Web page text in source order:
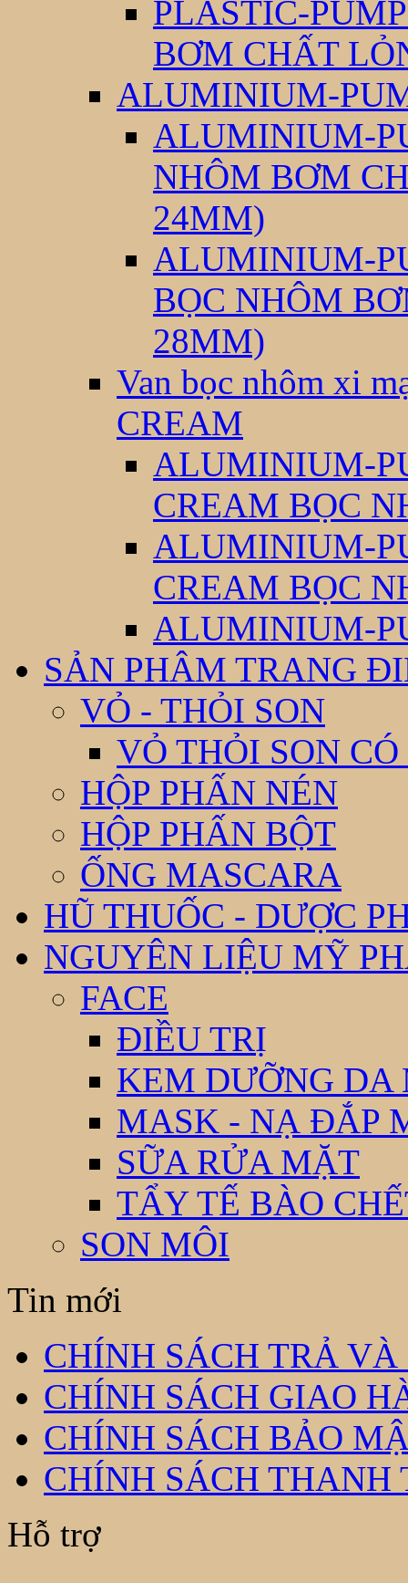
PLASTIC-
BƠM CHẤT
ALUMINIUM-
ALUMINIUM-
NHÔM BƠM
24MM)
ALUMINIUM-
BỌC NHÔM
28MM)
Van bọc nhôm xi
CREAM
ALUMINIUM-
CREAM BỌC
ALUMINIUM-
CREAM BỌC
ALUMINIUM-
SẢN PHÂM TRANG
VỎ - THỎI SON
VỎ THỎI SON
HỘP PHẤN NÉN
HỘP PHẤN BỘT
ỐNG MASCARA
HŨ THUỐC - DƯỢC
NGUYÊN LIỆU MỸ
FACE
ĐIỀU TRỊ
KEM DƯỠNG DA
MASK - NẠ ĐẮP
SỮA RỬA MẶT
TẨY TẾ BÀO
SON MÔI
Tin mới
CHÍNH SÁCH TRẢ
CHÍNH SÁCH GIAO
CHÍNH SÁCH BẢO
CHÍNH SÁCH THANH
Hỗ trợ